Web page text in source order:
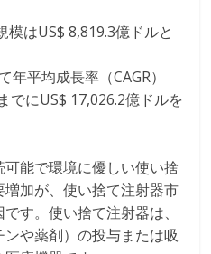
はUS$ 8,819.3億ドルと
平均成長率（CAGR）
でにUS$ 17,026.2億ドルを
能で環境に優しい使い捨
加が、使い捨て注射器市
す。使い捨て注射器は、
や薬剤）の投与または吸